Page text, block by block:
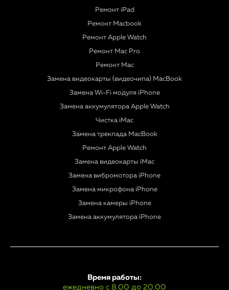
Ремонт iPad
Ремонт Macbook
Ремонт Apple Watch
Ремонт Mac Pro
Ремонт Mac
Замена видеокарты (видеочипа) MacBook
Замена Wi-Fi модуля iPhone
Замена аккумулятора Apple Watch
Чистка iMac
Замена трекпада MacBook
Ремонт Apple Watch
Замена видеокарты iMac
Замена вибромотора iPhone
Замена микрофона iPhone
Замена камеры iPhone
Замена аккумулятора iPhone
Время работы:
ежедневно с 8.00 до 20.00